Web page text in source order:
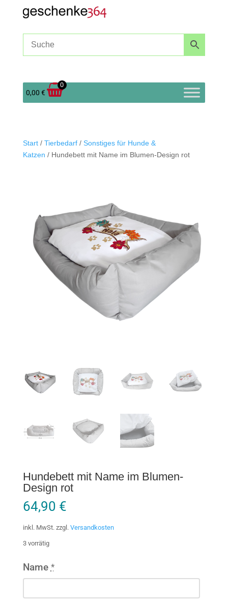
0,00 €
0
Start/ Tierbedarf/ Sonstiges für Hunde &
Katzen / Hundebett mit Name im Blumen-Design rot
Hundebett mit Name im Blumen-
Design rot
64,90 €
inkl. MwSt. zzgl. Versandkosten
3 vorrätig
Name *